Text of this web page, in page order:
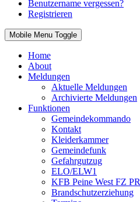
Benutzername vergessen?
Registrieren
Mobile Menu Toggle
Home
About
Meldungen
Aktuelle Meldungen
Archivierte Meldungen
Funktionen
Gemeindekommando
Kontakt
Kleiderkammer
Gemeindefunk
Gefahrgutzug
ELO/ELW1
KFB Peine West FZ PR
Brandschutzerziehung